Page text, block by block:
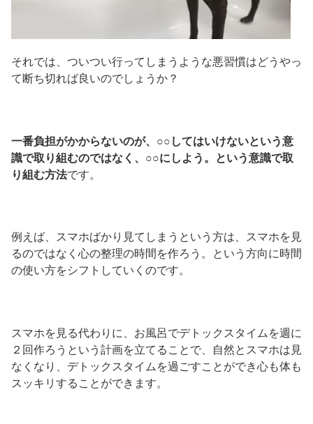
それでは、ついつい行ってしまうような悪習慣はどうやっ
て断ち切れば良いのでしょうか？
一番負担がかからないのが、○○してはいけないという意
識で取り組むのではなく、○○にしよう。という意識で取
り組む方法です。
例えば、スマホばかり見てしまうという方は、スマホを見
るのではなく心の整理の時間を作ろう。という方向に時間
の使い方をシフトしていくのです。
スマホを見る代わりに、お風呂でデトックスタイムを週に
２回作ろうという計画を立てることで、自然とスマホは見
なくなり、デトックスタイムを過ごすことができ心も体も
スッキリすることができます。